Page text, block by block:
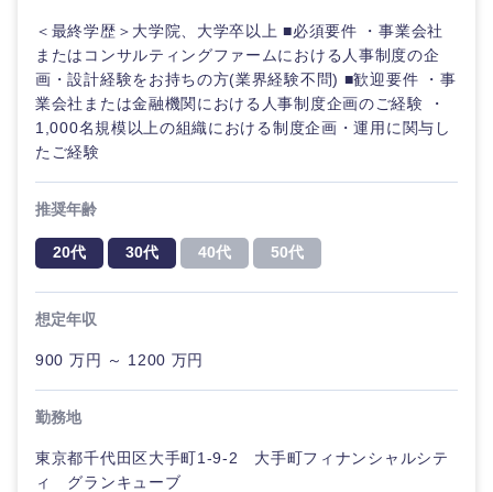
＜最終学歴＞大学院、大学卒以上 ■必須要件 ・事業会社
またはコンサルティングファームにおける人事制度の企
画・設計経験をお持ちの方(業界経験不問) ■歓迎要件 ・事
業会社または金融機関における人事制度企画のご経験 ・
1,000名規模以上の組織における制度企画・運用に関与し
たご経験
推奨年齢
20代 30代 40代 50代
想定年収
900 万円 ～ 1200 万円
勤務地
東京都千代田区大手町1-9-2 大手町フィナンシャルシテ
ィ グランキューブ